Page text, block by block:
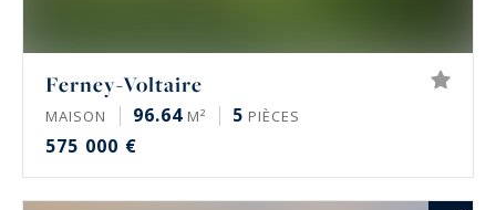
Ferney-Voltaire
MAISON 96.64 M² 5 PIÈCES
575 000 €